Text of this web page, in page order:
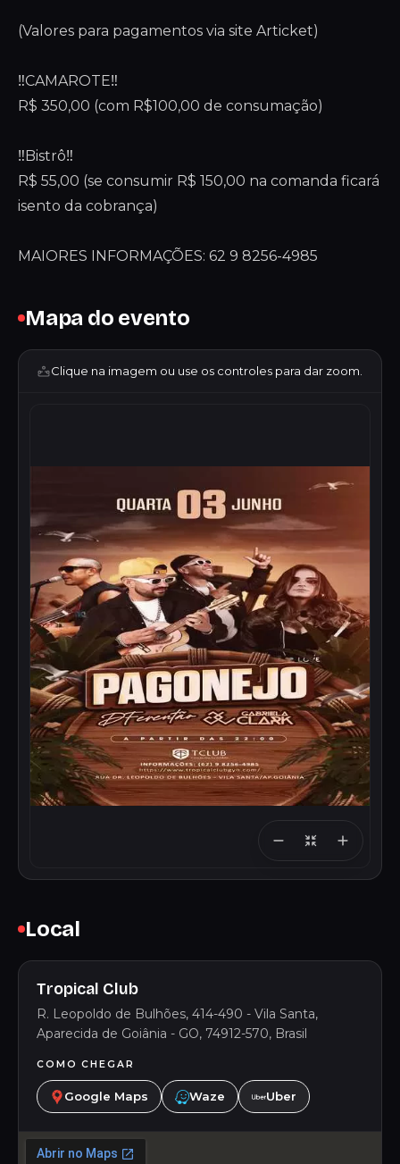
(Valores para pagamentos via site Articket)
‼️CAMAROTE‼️
R$ 350,00 (com R$100,00 de consumação)
‼️Bistrô‼️
R$ 55,00 (se consumir R$ 150,00 na comanda ficará
isento da cobrança)
MAIORES INFORMAÇÕES: 62 9 8256-4985
Mapa do evento
Clique na imagem ou use os controles para dar zoom.
Local
Tropical Club
R. Leopoldo de Bulhões, 414-490 - Vila Santa,
Aparecida de Goiânia - GO, 74912-570, Brasil
COMO CHEGAR
Google Maps Waze Uber